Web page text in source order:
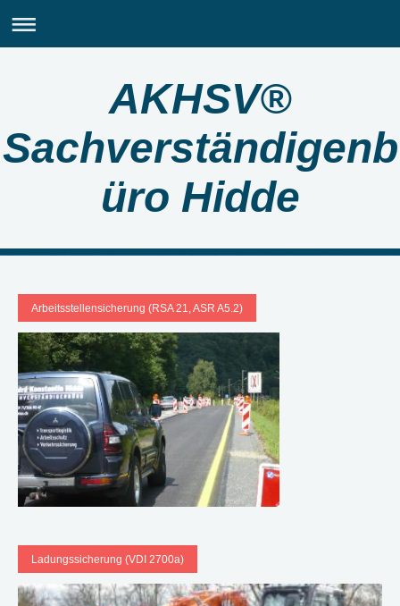
AKHSV®
Sachverständigenb
üro Hidde
Arbeitsstellensicherung (RSA 21, ASR A5.2)
Ladungssicherung (VDI 2700a)